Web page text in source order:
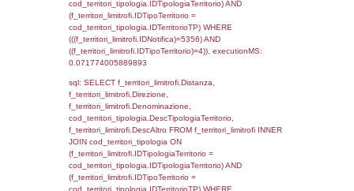
DATE_FORMAT(DataChiusura, '%d/%m/
DataChiusura,
'%d/%m/%Y') as DataUltimoPIR FROM
WHERE (((d3_ispezioni.IDNotifica)=5356)),
0.0006411075592041
sql: SELECT el_nazioni.DescIT,
FROM f_confini_stato INNER JOIN
f_confini_stato.IDStato = el_nazioni.IDStato
f_confini_stato.IDNotifica = 5356;,
0.00045418739318848